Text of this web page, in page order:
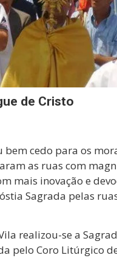
de Cristo
cedo para os
as ruas com
mais inovação e
Sagrada pelas
realizou-se a
pelo Coro Litúrgico